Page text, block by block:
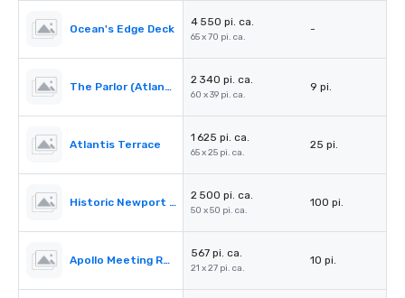
Ocean's Edge Deck
4 550 pi. ca.
65 x 70 pi. ca.
-
The Parlor (Atlantis Ballroom Foyer)
2 340 pi. ca.
60 x 39 pi. ca.
9 pi.
Atlantis Terrace
1 625 pi. ca.
65 x 25 pi. ca.
25 pi.
Historic Newport Fishing Pier
2 500 pi. ca.
50 x 50 pi. ca.
100 pi.
Apollo Meeting Room
567 pi. ca.
21 x 27 pi. ca.
10 pi.